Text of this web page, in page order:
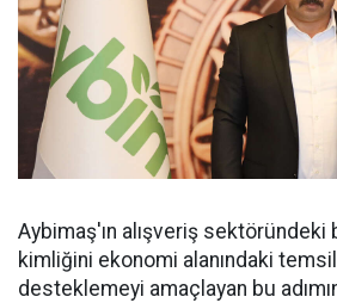
Aybimaş'ın alışveriş sektöründeki
kimliğini ekonomi alanındaki
desteklemeyi amaçlayan bu